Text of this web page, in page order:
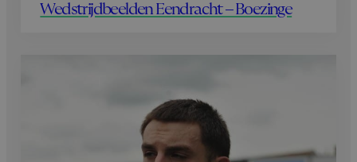
Wedstrijdbeelden Eendracht – Boezinge